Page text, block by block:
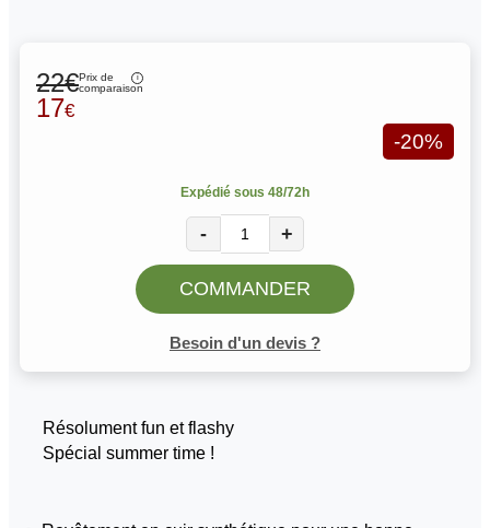
22€Prix de
comparaison
17€
-20%
Expédié sous 48/72h
- +
COMMANDER
Besoin d'un devis ?
Résolument fun et flashy
Spécial summer time !